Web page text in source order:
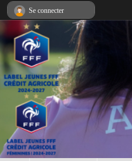
Se connecter
Panneau de gestion des cookies